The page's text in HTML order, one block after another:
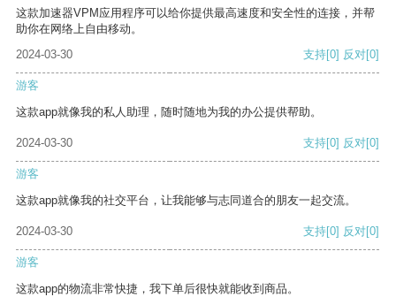
这款加速器VPM应用程序可以给你提供最高速度和安全性的连接，并帮
助你在网络上自由移动。
2024-03-30
支持[0] 反对[0]
游客
这款app就像我的私人助理，随时随地为我的办公提供帮助。
2024-03-30 支持[0] 反对[0]
游客
这款app就像我的社交平台，让我能够与志同道合的朋友一起交流。
2024-03-30 支持[0] 反对[0]
游客
这款app的物流非常快捷，我下单后很快就能收到商品。